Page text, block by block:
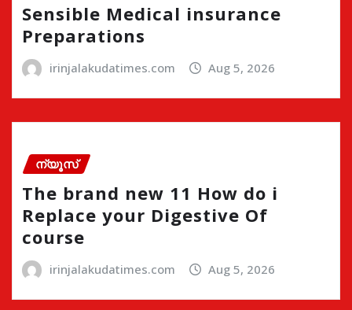
Sensible Medical insurance
Preparations
irinjalakudatimes.com Aug 5, 2026
ന്യൂസ്
The brand new 11 How do i
Replace your Digestive Of
course
irinjalakudatimes.com Aug 5, 2026